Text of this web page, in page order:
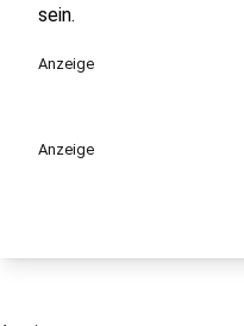
sein.
Anzeige
Anzeige